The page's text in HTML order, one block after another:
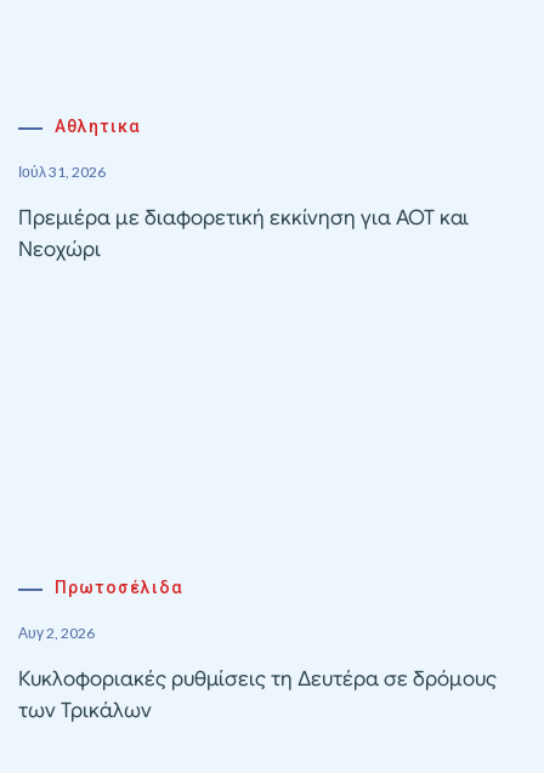
Αθλητικα
Ιούλ 31, 2026
Πρεμιέρα με διαφορετική εκκίνηση για ΑΟΤ και
Νεοχώρι
Πρωτοσέλιδα
Αυγ 2, 2026
Κυκλοφοριακές ρυθμίσεις τη Δευτέρα σε δρόμους
των Τρικάλων